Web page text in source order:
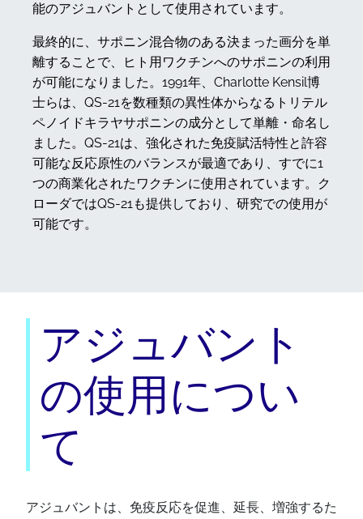
能のアジュバントとして使用されています。
最終的に、サポニン混合物のある決まった画分を単
離することで、ヒト用ワクチンへのサポニンの利用
が可能になりました。1991年、Charlotte Kensil博
士らは、QS-21を数種類の異性体からなるトリテル
ペノイドキラヤサポニンの成分として単離・命名し
ました。QS-21は、強化された免疫賦活特性と許容
可能な反応原性のバランスが最適であり、すでに1
つの商業化されたワクチンに使用されています。ク
ローダではQS-21も提供しており、研究での使用が
可能です。
アジュバント
の使用につい
て
アジュバントは、免疫反応を促進、延長、増強するた